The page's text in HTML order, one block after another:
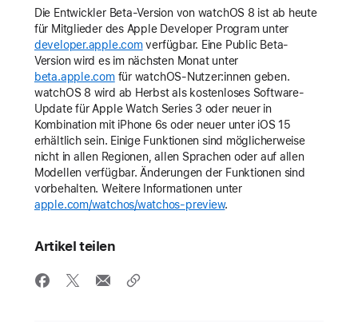
Die Entwickler Beta-Version von watchOS 8 ist ab heute
für Mitglieder des Apple Developer Program unter
developer.apple.comverfügbar. Eine Public Beta-
Version wird es im nächsten Monat unter
beta.apple.comfür watchOS-Nutzer:innen geben.
watchOS 8 wird ab Herbst als kostenloses Software-
Update für Apple Watch Series 3 oder neuer in
Kombination mit iPhone 6s oder neuer unter iOS 15
erhältlich sein. Einige Funktionen sind möglicherweise
nicht in allen Regionen, allen Sprachen oder auf allen
Modellen verfügbar. Änderungen der Funktionen sind
vorbehalten. Weitere Informationen unter
apple.com/watchos/watchos-preview.
Artikel teilen